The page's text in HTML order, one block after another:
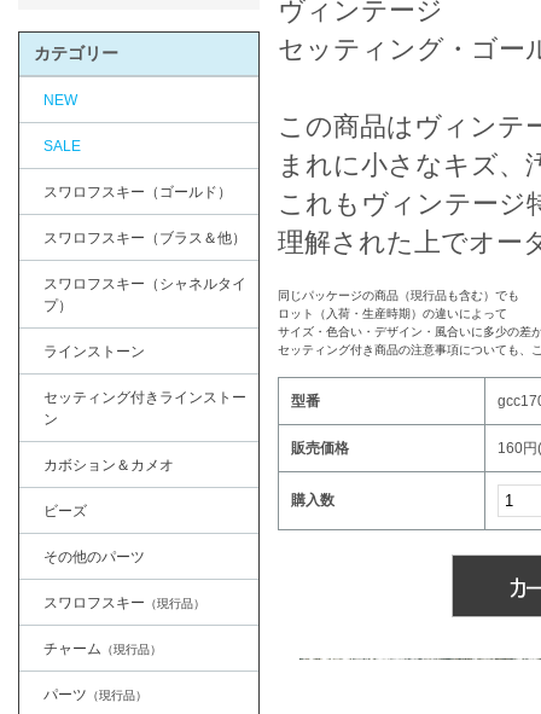
ヴィンテージ
セッティング・ゴー
この商品はヴィンテ
まれに小さなキズ、
これもヴィンテージ
理解された上でオー
同じパッケージの商品（現行品も含む）でも
ロット（入荷・生産時期）の違いによって
サイズ・色合い・デザイン・風合いに多少の差
セッティング付き商品の注意事項についても、
型番
販売価格 160円
購入数
カテゴリー
NEW
SALE
スワロフスキー（ゴールド）
スワロフスキー（ブラス＆他）
スワロフスキー（シャネルタイ
プ）
ラインストーン
セッティング付きラインストー
ン
カボション＆カメオ
ビーズ
その他のパーツ
スワロフスキー （現行品）
チャーム （現行品）
パーツ （現行品）